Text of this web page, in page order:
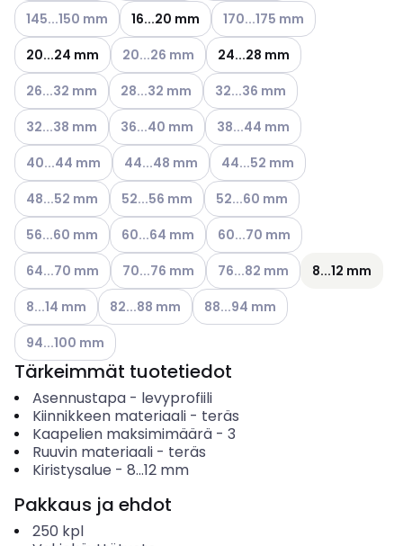
Katso käytettävissä olevat vaihtoehdot
145...150 mm 16...20 mm Katso käytettävissä olevat
170...175 mm
20...24 mm
Katso käytettävissä olevat vaihtoehdot
20...26 mm
24...28 mm
Katso käytettävissä olevat vaihtoehdot
26...32 mm Katso käytettävissä olevat vaihtoehdot
28...32 mm Katso käytettävissä olevat
32...36 mm
Katso käytettävissä olevat vaihtoehdot
32...38 mm Katso käytettävissä olevat vaihtoehdot
36...40 mm Katso käytettävissä olevat
38...44 mm
Katso käytettävissä olevat vaihtoehdot
40...44 mm Katso käytettävissä olevat vaihtoehdot
44...48 mm Katso käytettävissä olevat
44...52 mm
Katso käytettävissä olevat vaihtoehdot
48...52 mm Katso käytettävissä olevat vaihtoehdot
52...56 mm Katso käytettävissä olevat
52...60 mm
Katso käytettävissä olevat vaihtoehdot
56...60 mm Katso käytettävissä olevat vaihtoehdot
60...64 mm Katso käytettävissä olevat
60...70 mm
Katso käytettävissä olevat vaihtoehdot
64...70 mm Katso käytettävissä olevat vaihtoehdot
70...76 mm Katso käytettävissä olevat
76...82 mm
8...12 mm
Katso käytettävissä olevat vaihtoehdot
8...14 mm Katso käytettävissä olevat vaihtoehdot
82...88 mm Katso käytettävissä olevat
88...94 mm
Katso käytettävissä olevat vaihtoehdot
94...100 mm
Tärkeimmät tuotetiedot
Asennustapa- levyprofiili
Kiinnikkeen materiaali- teräs
Kaapelien maksimimäärä- 3
Ruuvin materiaali- teräs
Kiristysalue - 8...12 mm
Pakkaus ja ehdot
250 kpl